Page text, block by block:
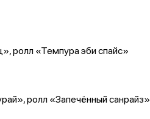
ролл «Темпура эби спайс»
ролл «Запечённый санрайз»